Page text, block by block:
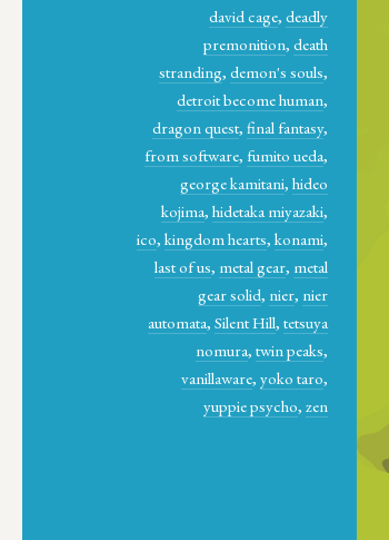
david cage,deadly
premonition,death
stranding,demon's souls,
detroit become human,
dragon quest,final fantasy,
from software, fumito ueda,
george kamitani,hideo
kojima,hidetaka miyazaki,
ico,kingdom hearts,konami,
last of us, metal gear, metal
gear solid, nier, nier
automata,Silent Hill,tetsuya
nomura,twin peaks,
vanillaware,yoko taro,
yuppie psycho,zen